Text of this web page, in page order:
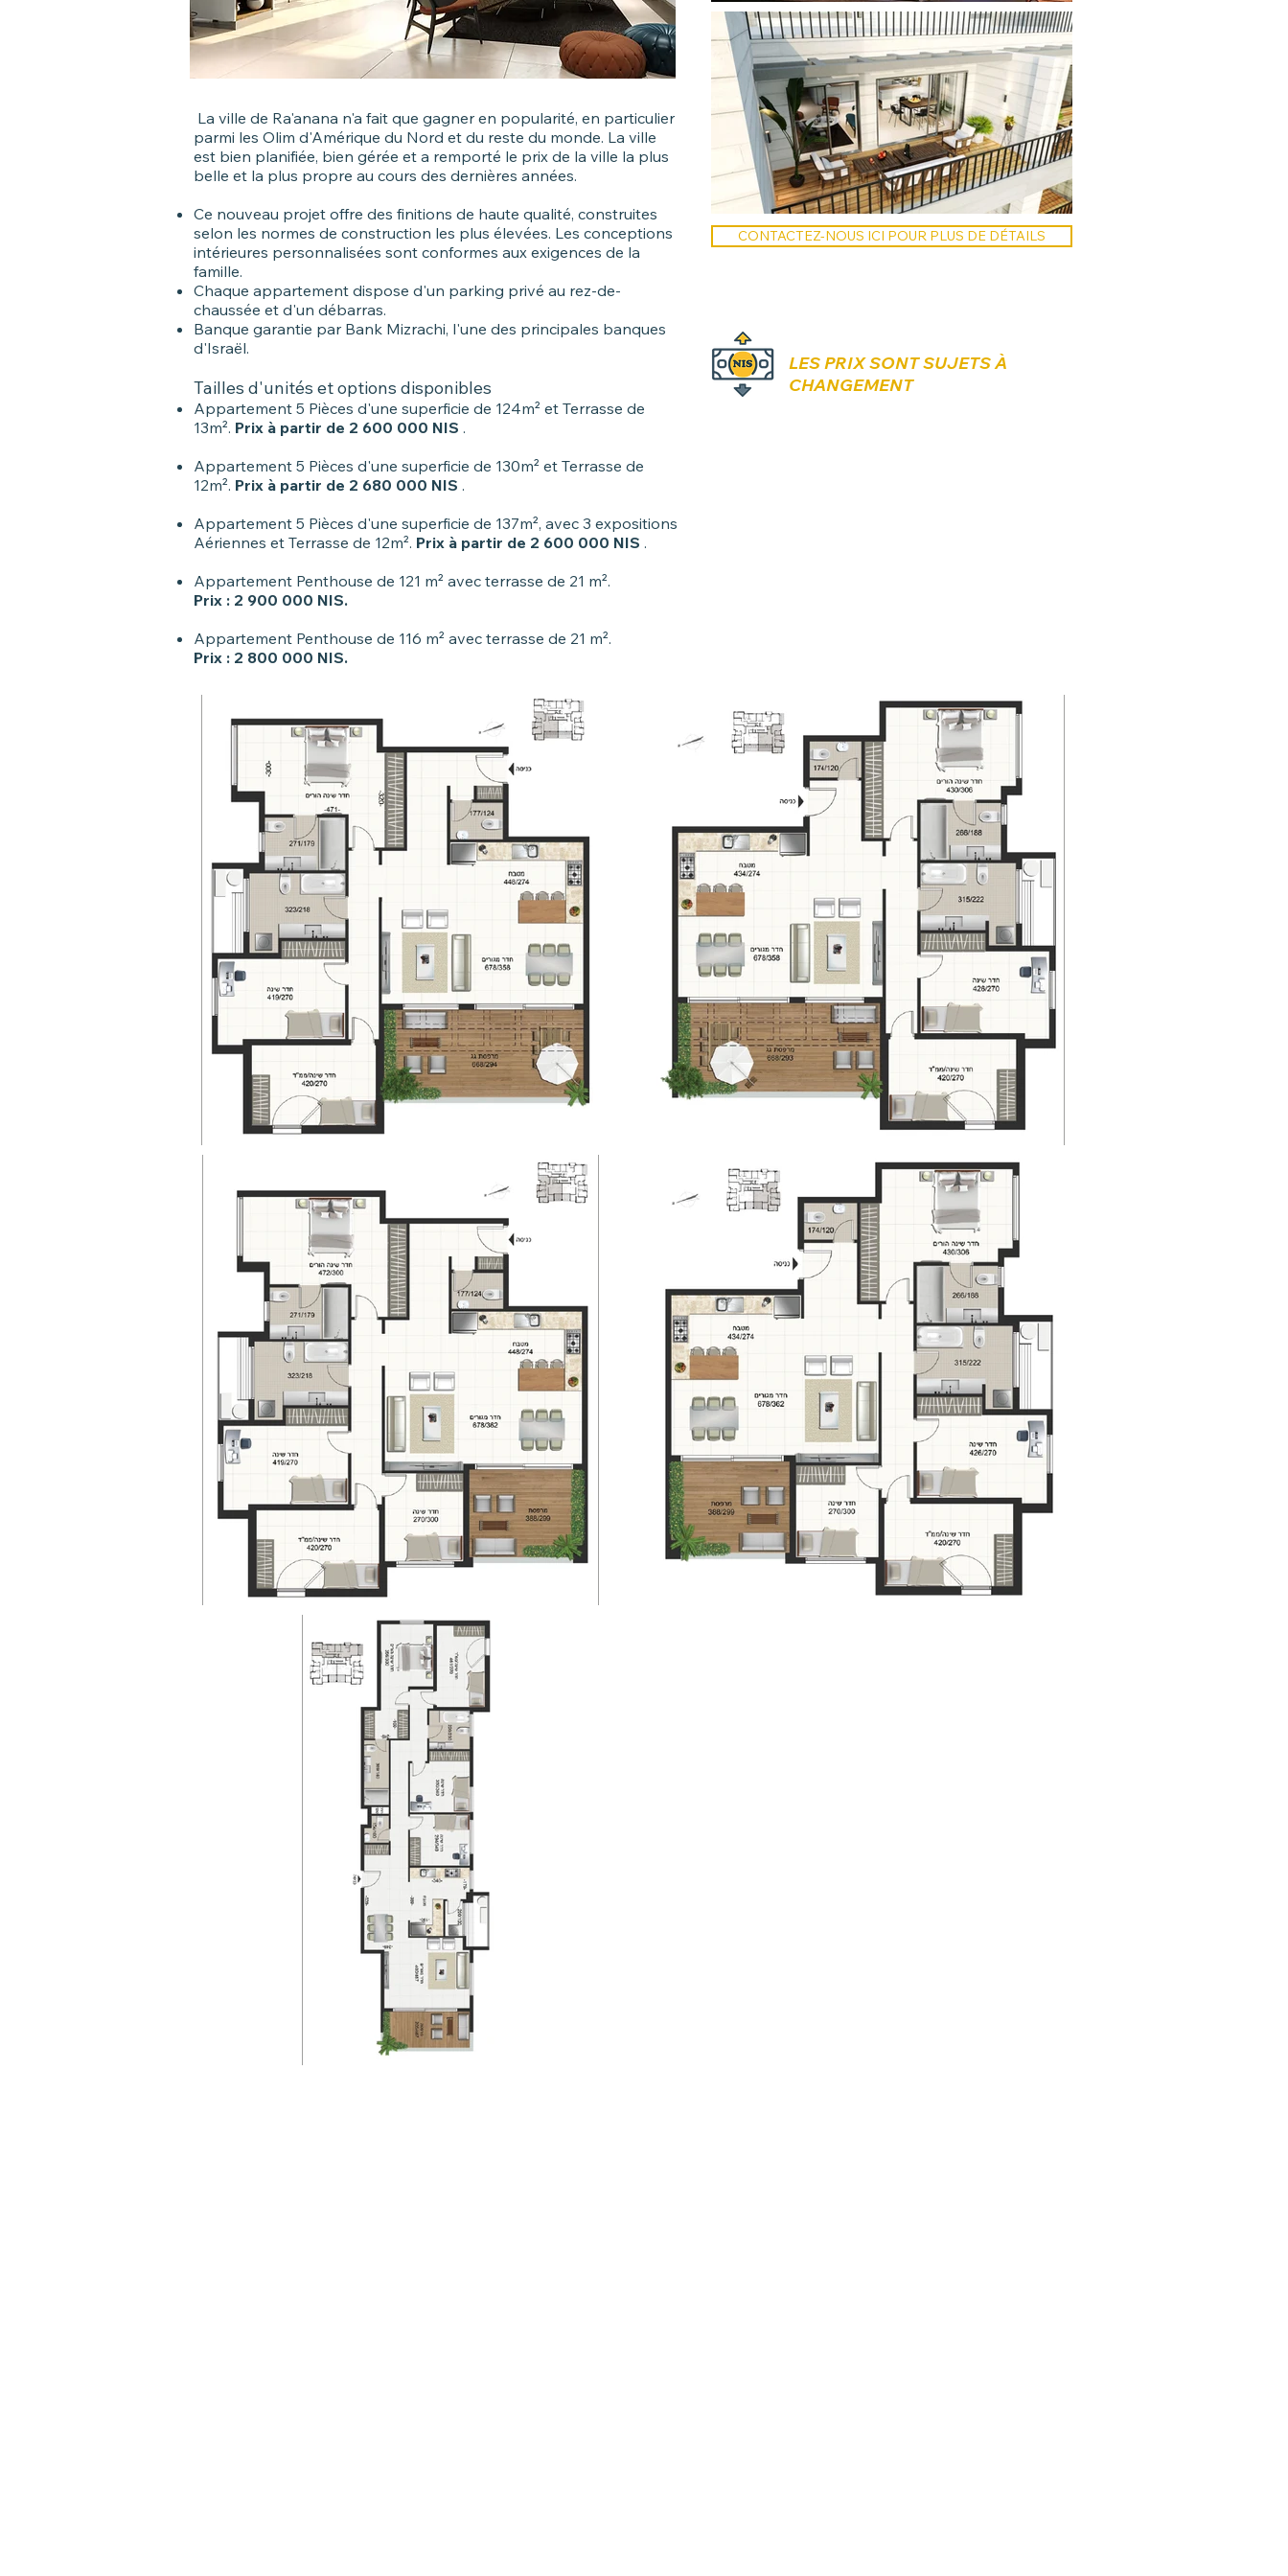
La ville de Ra'anana n'a fait que gagner en popularité, en particulier
parmi les Olim d'Amérique du Nord et du reste du monde. La ville
est bien planifiée, bien gérée et a remporté le prix de la ville la plus
belle et la plus propre au cours des dernières années.
Ce nouveau projet offre des finitions de haute qualité, construites
selon les normes de construction les plus élevées. Les conceptions
intérieures personnalisées sont conformes aux exigences de la
famille.
Chaque appartement dispose d'un parking privé au rez-de-
chaussée et d'un débarras.
Banque garantie par Bank Mizrachi, l'une des principales banques
d'Israël.
Tailles d'unités et options disponibles
Appartement 5 Pièces d'une superficie de 124m² et Terrasse de
13m². Prix à partir de 2 600 000 NIS .
Appartement 5 Pièces d'une superficie de 130m² et Terrasse de
12m². Prix à partir de 2 680 000 NIS .
Appartement 5 Pièces d'une superficie de 137m², avec 3 expositions
Aériennes et Terrasse de 12m². Prix à partir de 2 600 000 NIS .
Appartement Penthouse de 121 m² avec terrasse de 21 m².
Prix : 2 900 000 NIS.
Appartement Penthouse de 116 m² avec terrasse de 21 m².
Prix : 2 800 000 NIS.
CONTACTEZ-NOUS ICI POUR PLUS DE DÉTAILS
LES PRIX SONT SUJETS À
CHANGEMENT